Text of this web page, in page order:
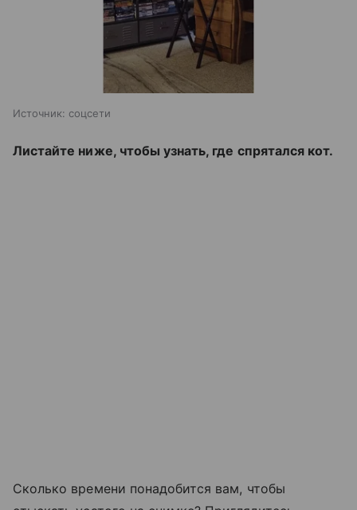
Источник: соцсети
Листайте ниже, чтобы узнать, где спрятался кот.
Сколько времени понадобится вам, чтобы